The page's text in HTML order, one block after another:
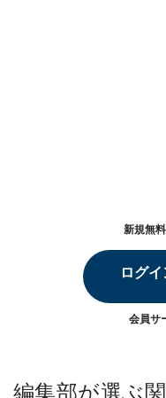
新規無
ログ
会員サ
編集部が選ぶ